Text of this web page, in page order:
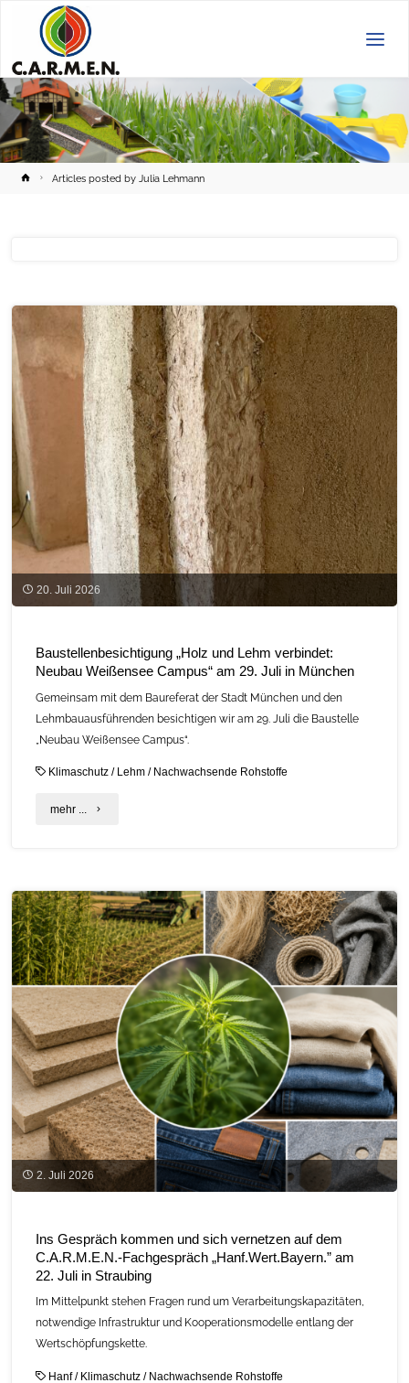
HomeArticles posted by Julia Lehmann
20. Juli 2026
Baustellenbesichtigung „Holz und Lehm verbindet:
Neubau Weißensee Campus“ am 29. Juli in München
Gemeinsam mit dem Baureferat der Stadt München und den
Lehmbauausführenden besichtigen wir am 29. Juli die Baustelle
„Neubau Weißensee Campus“.
Klimaschutz / Lehm / Nachwachsende Rohstoffe
mehr ... "Baustellenbesichtigung
Lehm
verbindet:
Neubau
Weißensee
Campus“
am
29.
Juli
in
München"
2. Juli 2026
Ins Gespräch kommen und sich vernetzen auf dem
C.A.R.M.E.N.-Fachgespräch „Hanf.Wert.Bayern.” am
22. Juli in Straubing
Im Mittelpunkt stehen Fragen rund um Verarbeitungskapazitäten,
notwendige Infrastruktur und Kooperationsmodelle entlang der
Wertschöpfungskette.
Hanf/ Klimaschutz / Nachwachsende Rohstoffe